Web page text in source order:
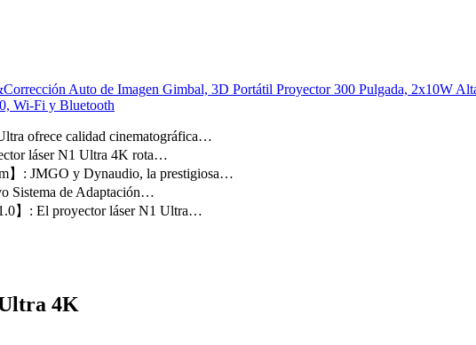
Auto de Imagen Gimbal, 3D Portátil Proyector 300 Pulgada, 2x10W
Wi-Fi y Bluetooth
ofrece calidad cinematográfica…
láser N1 Ultra 4K rota…
】: JMGO y Dynaudio, la prestigiosa…
Sistema de Adaptación…
】: El proyector láser N1 Ultra…
4K